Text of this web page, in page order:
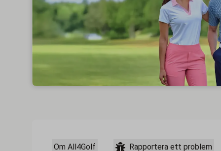
Om All4Golf Rapportera ett problem